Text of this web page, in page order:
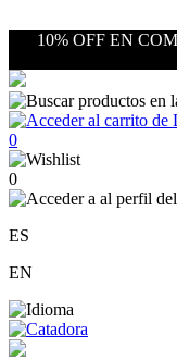
10% OFF EN
0
0
ES
EN